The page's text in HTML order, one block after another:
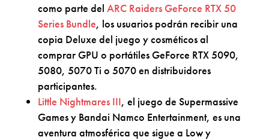
como parte del ARC Raiders GeForce RTX 50
Series Bundle, los usuarios podrán recibir una
copia Deluxe del juego y cosméticos al
comprar GPU o portátiles GeForce RTX 5090,
5080, 5070 Ti o 5070 en distribuidores
participantes.
Little Nightmares III, el juego de Supermassive
Games y Bandai Namco Entertainment, es una
aventura atmosférica que sigue a Low y